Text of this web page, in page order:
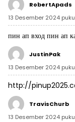
RobertApads
13 Desember 2024
пин ап вход пин ап
JustinPak
13 Desember 2024
http://
TravisChurb
13 Desember 2024